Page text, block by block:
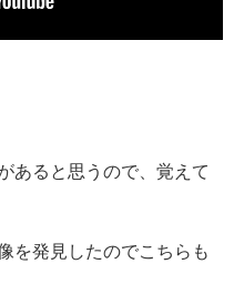
あると思うので、覚えて
を発見したのでこちらも